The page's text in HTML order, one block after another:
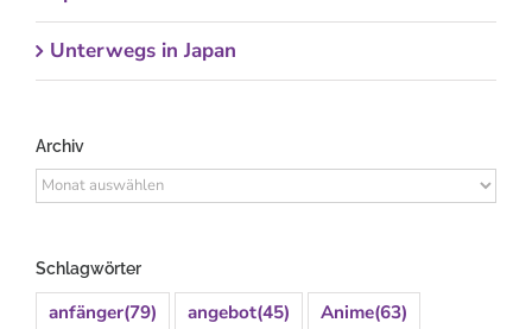
Unterwegs in Japan
Archiv
Archiv
Schlagwörter
anfänger(79) angebot(45) Anime(63)